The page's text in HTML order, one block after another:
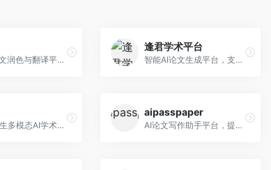
AI学术论文润色与翻译平台。面向国际期刊投稿者，提供论文润色、翻译、格式调整等服务，支持多语言，学术表达专业规范。
逢君学术平台
智能AI论文生成平台，支持查重检测。面向高校学生和研究人员，提供论文选题、内容生成、查重修改等一站式服务，学术写作流程完整。
文科研究生多模态AI学术写作平台。面向文科研究生和社科研究者，提供文献综述、理论分析、定性研究辅助等服务，文科研究方法论支持完善。
aipasspaper
AI论文写作助手平台，提供智能化的学术写作支持。面向大学生和研究人员，支持多种学科论文生成，提供参考文献管理和格式规范服务，写作效率高。